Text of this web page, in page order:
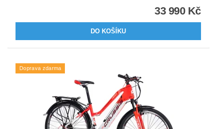
33 990 Kč
Doprava zdarma